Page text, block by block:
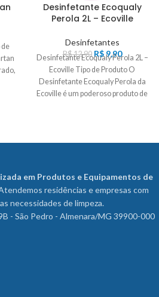
de
Desinfetante Ecoqualy
Perola 2L – Ecoville
Desinfetantes
R$12,90 R$9,90
Desinfetante Ecoqualy Perola 2L –
Ecoville Tipo de Produto O
Desinfetante Ecoqualy Perola da
Ecoville é um poderoso produto de
em Produtos e Equipamentos de
residências e empresas com
necessidades de limpeza.
- São Pedro - Almenara/MG 39900-000